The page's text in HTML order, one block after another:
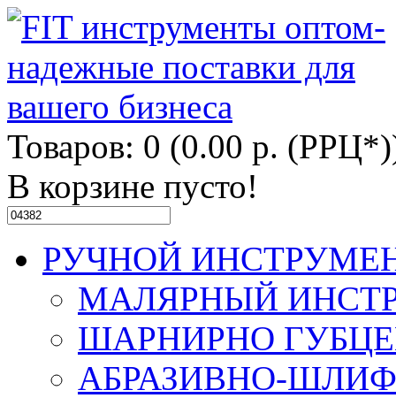
Товаров: 0 (0.00 р.
В корзине пусто!
РУЧНОЙ
МАЛЯРНЫЙ
ШАРНИРНО
АБРАЗИВНО-